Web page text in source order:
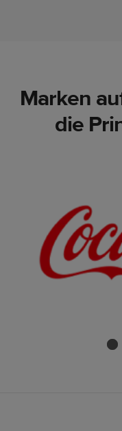
Marken
die